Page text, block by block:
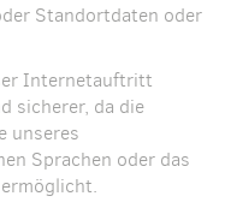
Standortdaten oder
Internetauftritt
sicherer, da die
unseres
Sprachen oder das